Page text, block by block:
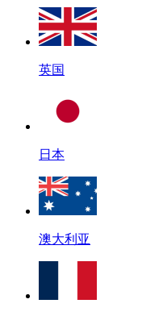
英国
日本
澳大利亚